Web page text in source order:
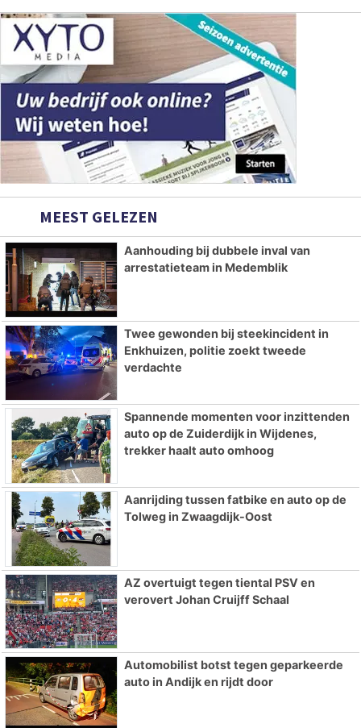
MEEST GELEZEN
Aanhouding bij dubbele inval van
arrestatieteam in Medemblik
Twee gewonden bij steekincident in
Enkhuizen, politie zoekt tweede
verdachte
Spannende momenten voor inzittenden
auto op de Zuiderdijk in Wijdenes,
trekker haalt auto omhoog
Aanrijding tussen fatbike en auto op de
Tolweg in Zwaagdijk-Oost
AZ overtuigt tegen tiental PSV en
verovert Johan Cruijff Schaal
Automobilist botst tegen geparkeerde
auto in Andijk en rijdt door